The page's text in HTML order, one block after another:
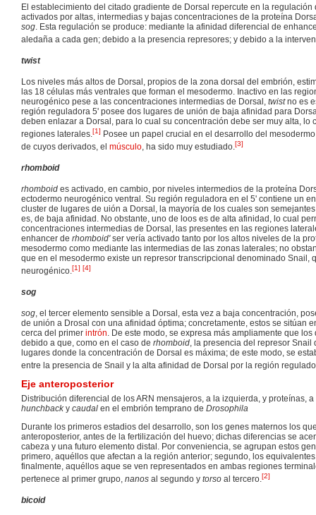
El establecimiento del citado gradiente de Dorsal repercute en la
activados por altas, intermedias y bajas concentraciones de la proteína
sog. Esta regulación se produce: mediante la afinidad diferencial de
aledaña a cada gen; debido a la presencia represores; y debido a la
twist
Los niveles más altos de Dorsal, propios de la zona dorsal del embrión,
las 18 células más ventrales que forman el mesodermo. Inactivo en las
neurogénico pese a las concentraciones intermedias de Dorsal, twistno es
región reguladora 5' posee dos lugares de unión de baja afinidad para
deben enlazar a Dorsal, para lo cual su concentración debe ser muy alta, lo
regiones laterales.[1] Posee un papel crucial en el desarrollo del
de cuyos derivados, el músculo, ha sido muy estudiado.[3]
rhomboid
rhomboid es activado, en cambio, por niveles intermedios de la proteína
ectodermo neurogénico ventral. Su región reguladora en el 5' contiene un
cluster de lugares de uión a Dorsal, la mayoría de los cuales son
es, de baja afinidad. No obstante, uno de loos es de alta afinidad, lo cual
concentraciones intermedias de Dorsal, las presentes en las regiones
enhancer de rhomboid'ser vería activado tanto por los altos niveles de la
mesodermo como mediante las intermedias de las zonas laterales; no
que en el mesodermo existe un represor transcripcional denominado Snail,
neurogénico. [1] [4]
sog
sog , el tercer elemento sensible a Dorsal, esta vez a baja concentración,
de unión a Drosal con una afinidad óptima; concretamente, estos se sitúan
cerca del primer intrón . De este modo, se expresa más ampliamente que
debido a que, como en el caso de rhomboid , la presencia del represor
lugares donde la concentración de Dorsal es máxima; de este modo, se
entre la presencia de Snail y la alta afinidad de Dorsal por la región
Eje anteroposterior
Distribución diferencial de los ARN mensajeros, a la izquierda, y proteínas,
hunchbacky caudal en el embrión temprano de Drosophila
Durante los primeros estadios del desarrollo, son los genes maternos los
anteroposterior, antes de la fertilización del huevo; dichas diferencias se
cabeza y una futuro elemento distal. Por conveniencia, se agrupan estos
primero, aquéllos que afectan a la región anterior; segundo, los
finalmente, aquéllos aque se ven representados en ambas regiones
pertenece al primer grupo, nanos al segundo y torso al tercero. [2]
bicoid